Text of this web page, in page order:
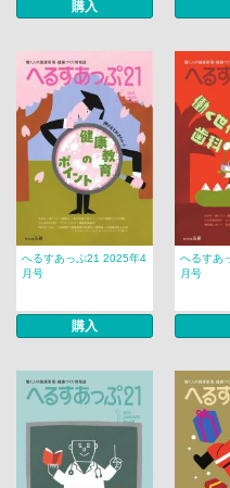
購入
へるすあっぷ21 2025年4
月号
購入
へるすあ
月号